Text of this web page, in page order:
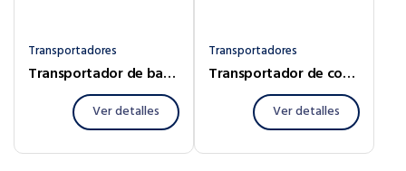
Transportadores
Transportador de banda para vidrio
Ver detalles
Transportadores
Transportador de correa
Ver detalles